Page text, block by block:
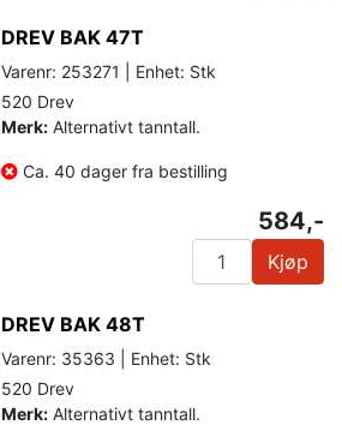
DREV BAK 47T
Varenr: 253271 | Enhet: Stk
520 Drev
Merk: Alternativt tanntall.
Ca. 40 dager fra bestilling
584,-
Kjøp
DREV BAK 48T
Varenr: 35363 | Enhet: Stk
520 Drev
Merk: Alternativt tanntall.